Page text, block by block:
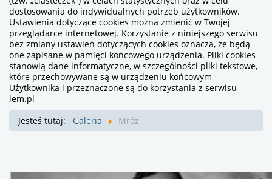
dostosowania do indywidualnych potrzeb użytkowników.
Ustawienia dotyczące cookies można zmienić w Twojej
przeglądarce internetowej. Korzystanie z niniejszego serwisu
bez zmiany ustawień dotyczących cookies oznacza, że będą
one zapisane w pamięci końcowego urządzenia. Pliki cookies
stanowią dane informatyczne, w szczególności pliki tekstowe,
które przechowywane są w urządzeniu końcowym
Użytkownika i przeznaczone są do korzystania z serwisu
lem.pl
Jesteś tutaj:
Galeria Mróz